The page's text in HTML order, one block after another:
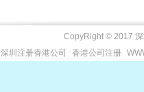
CopyRight © 2017
深圳注册香港公司
香港公司注册